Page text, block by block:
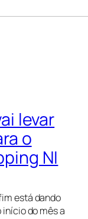
levar
o
NI
está dando
do mês a